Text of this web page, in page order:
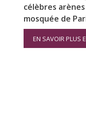
célèbres
mosquée de
EN SAVOIR PLUS